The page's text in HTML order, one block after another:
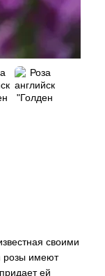
своими
розы имеют
ей